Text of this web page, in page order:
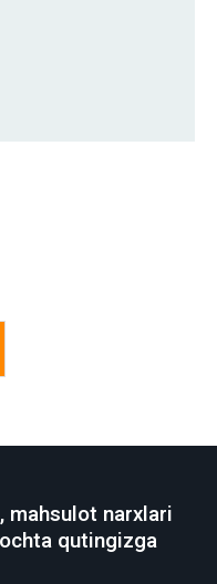
mahsulot narxlari
qutingizga